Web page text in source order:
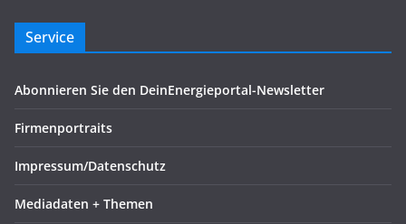
Service
Abonnieren Sie den DeinEnergieportal-Newsletter
Firmenportraits
Impressum/Datenschutz
Mediadaten + Themen